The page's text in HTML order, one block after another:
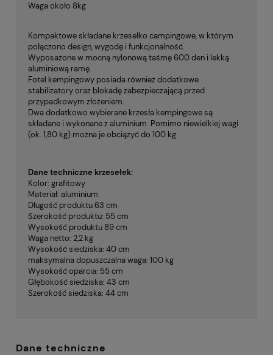
Waga około 8kg
Kompaktowe składane krzesełko campingowe, w którym
połączono design, wygodę i funkcjonalność.
Wyposażone w mocną nylonową taśmę 600 den i lekką
aluminiową ramę.
Fotel kempingowy posiada również dodatkowe
stabilizatory oraz blokadę zabezpieczającą przed
przypadkowym złożeniem.
Dwa dodatkowo wybierane krzesła kempingowe są
składane i wykonane z aluminium. Pomimo niewielkiej wagi
(ok. 1,80 kg) można je obciążyć do 100 kg.
Dane techniczne krzesełek:
Kolor: grafitowy
Materiał: aluminium
Długość produktu 63 cm
Szerokość produktu: 55 cm
Wysokość produktu 89 cm
Waga netto: 2,2 kg
Wysokość siedziska: 40 cm
maksymalna dopuszczalna waga: 100 kg
Wysokość oparcia: 55 cm
Głębokość siedziska: 43 cm
Szerokość siedziska: 44 cm
Dane techniczne